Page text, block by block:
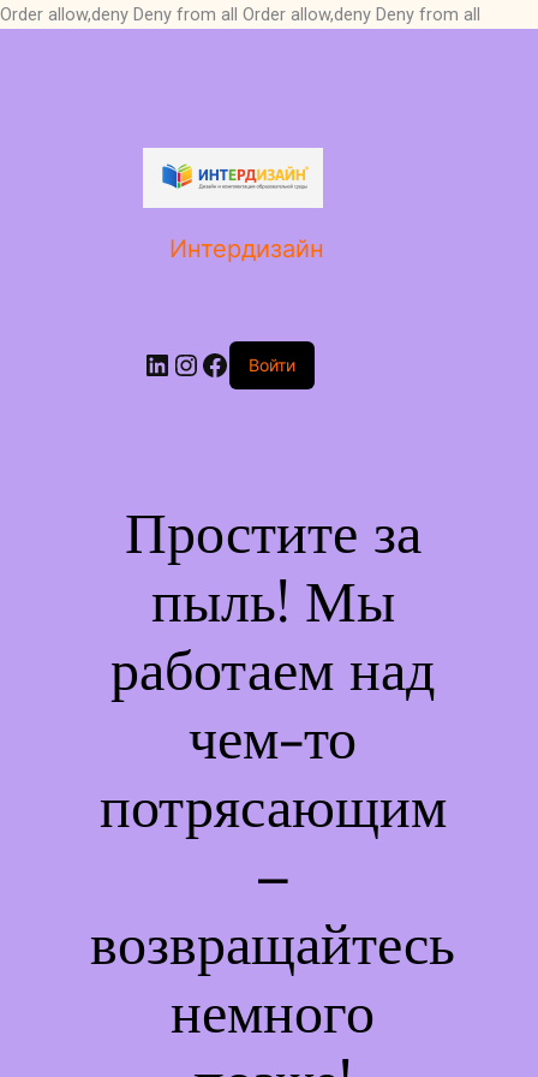
Order allow,deny Deny from all Order allow,deny Deny from all
Интердизайн
LinkedIn
Instagram
Facebook
Войти
Простите за
пыль! Мы
работаем над
чем-то
потрясающим
–
возвращайтесь
немного